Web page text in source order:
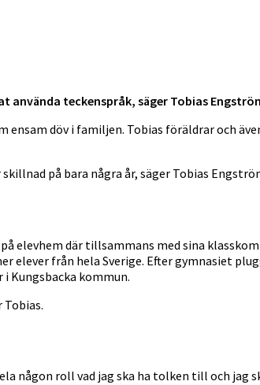
använda teckenspråk, säger Tobias
ensam döv i familjen. Tobias föräldrar och
på bara några år, säger Tobias
elevhem där tillsammans med sina
elever från hela Sverige. Efter gymnasiet
Kungsbacka kommun.
någon roll vad jag ska ha tolken till och jag